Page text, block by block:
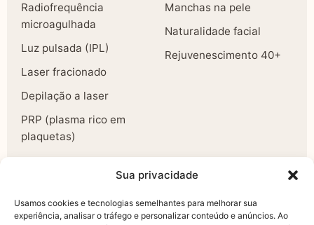
Sua privacidade
Usamos cookies e tecnologias semelhantes para melhorar sua
experiência, analisar o tráfego e personalizar conteúdo e anúncios. Ao
Radiofrequência
microagulhada
Luz pulsada (IPL)
Laser fracionado
Depilação a laser
PRP (plasma rico em
plaquetas)
Manchas na pele
Naturalidade facial
Rejuvenescimento 40+
Sobre a Dra. Juliana